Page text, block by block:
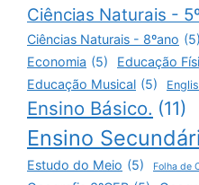
Ciências Naturais -
Ciências Naturais - 8ºano (5)
Economia (5) Educação
Educação Musical (5)
Ensino Básico. (11)
Ensino
Estudo do Meio (5) Folha de